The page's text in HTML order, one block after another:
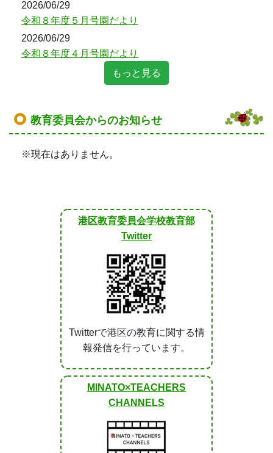
2026/06/29
令和８年度５月号園だより
2026/06/29
令和８年度４月号園だより
もっと見る
教育委員会からのお知らせ
※現在はありません。
港区教育委員会学校教育部
Twitter
Twitterで港区の教育に関する情
報発信を行っています。
MINATO×TEACHERS
CHANNELS